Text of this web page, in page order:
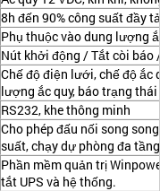
8h đến 90% công suất đầy
Phụ thuộc vào dung lượng
Nút khởi động / Tắt còi báo
Chế độ điện lưới, chế độ ắc
lượng ắc quy, báo trạng
RS232, khe thông minh
Cho phép đấu nối song
suất, chạy dự phòng đa
Phần mềm quản trị
tắt UPS và hệ thống.